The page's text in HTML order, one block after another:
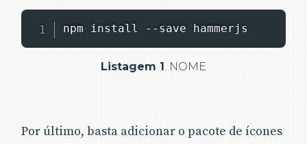
npm install --save hammerjs
Listagem 1 . NOME
Por último, basta adicionar o pacote de ícones